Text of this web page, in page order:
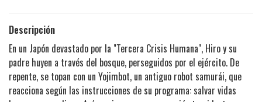
Descripción
En un Japón devastado por la "Tercera Crisis Humana", Hiro y su
padre huyen a través del bosque, perseguidos por el ejército. De
repente, se topan con un Yojimbot, un antiguo robot samurái, que
reacciona según las instrucciones de su programa: salvar vidas